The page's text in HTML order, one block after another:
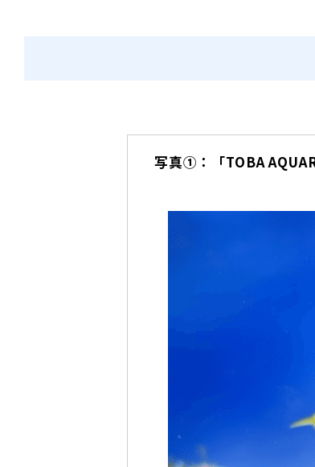
写真①：「TOBA